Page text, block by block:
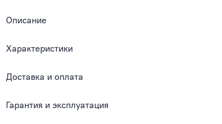
Описание
Характеристики
Доставка и оплата
Гарантия и эксплуатация